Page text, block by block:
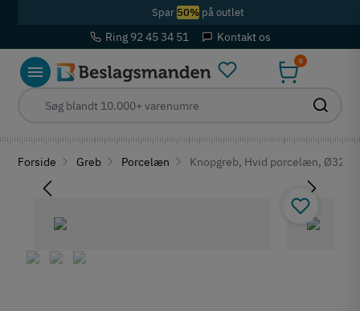
Spar 50%på outlet
Ring 92 45 34 51 Kontakt os
0
Forside Greb Porcelæn Knopgreb, Hvid porcelæn, Ø32-